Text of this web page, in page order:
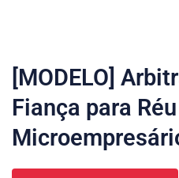
[MODELO]
Fiança para